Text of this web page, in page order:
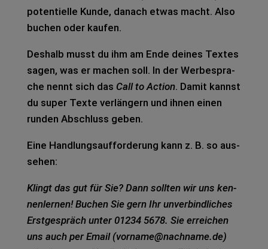
poten­ti­el­le Kunde, danach etwas macht. Also
buchen oder kau­fen.
Des­halb musst du ihm am Ende dei­nes Tex­tes
sagen, was er machen soll. In der Wer­be­spra­
che nennt sich das Call to Action. Damit kannst
du super Texte ver­län­gern und ihnen einen
run­den Abschluss geben.
Eine Hand­lungs­auf­for­de­rung kann z. B. so aus­
se­hen:
Klingt das gut für Sie? Dann soll­ten wir uns ken­
nen­ler­nen! Buchen Sie gern Ihr unver­bind­li­ches
Erst­ge­spräch unter 01234 5678. Sie errei­chen
uns auch per Email (vorname@nachname.de)